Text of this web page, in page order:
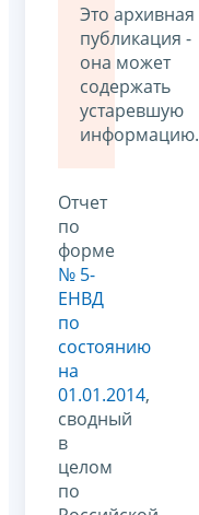
Это архивная
публикация -
она может
содержать
устаревшую
информацию.
Отчет
по
форме
№ 5-
ЕНВД
по
состоянию
на
01.01.2014,
сводный
в
целом
по